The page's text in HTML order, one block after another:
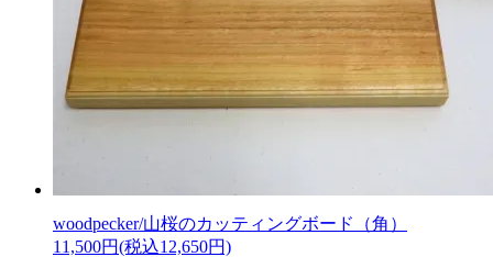
woodpecker/山桜のカッティングボード（角）
11,500円(税込12,650円)